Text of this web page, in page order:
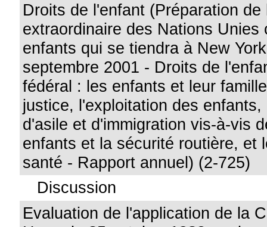
Droits de l'enfant (Préparation de
extraordinaire des Nations Unies
enfants qui se tiendra à New
septembre 2001 - Droits de
fédéral : les enfants et leur
justice, l'exploitation des
d'asile et d'immigration vis-à-vis
enfants et la sécurité routière, et
santé - Rapport annuel) (2-725)
Discussion
Evaluation de l'application de la